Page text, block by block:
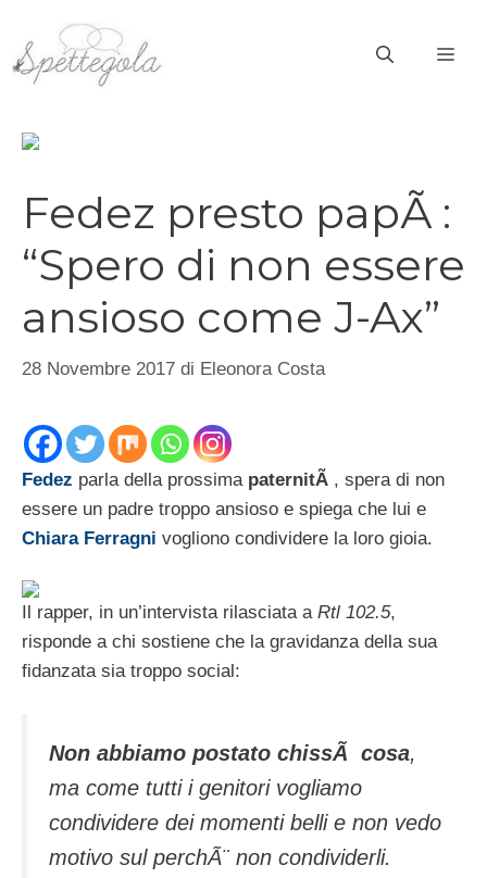
contenuto
Fedez presto papÃ :
“Spero di non essere
ansioso come J-Ax”
28 Novembre 2017 di Eleonora Costa
Fedez parla della prossima paternitÃ , spera di non
essere un padre troppo ansioso e spiega che lui e
Chiara Ferragni vogliono condividere la loro gioia.
Il rapper, in un’intervista rilasciata a Rtl 102.5,
risponde a chi sostiene che la gravidanza della sua
fidanzata sia troppo social:
Non abbiamo postato chissÃ cosa,
ma come tutti i genitori vogliamo
condividere dei momenti belli e non vedo
motivo sul perchÃ¨ non condividerli.